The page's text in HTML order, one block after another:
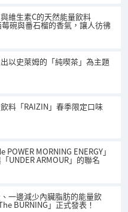
維生素C的天然能量飲料
碗與番石榴的香氣，讓人彷彿
以史萊姆的「純喫茶」為主題
料「RAIZIN」春季限定口味
MORNING ENERGY」
UNDER ARMOUR」的聯名
一邊減少內臟脂肪的能量飲
BURNING」正式發表！